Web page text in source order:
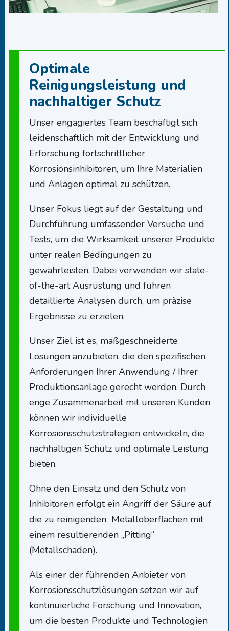
Optimale
Reinigungsleistung und
nachhaltiger Schutz
Unser engagiertes Team beschäftigt sich
leidenschaftlich mit der Entwicklung und
Erforschung fortschrittlicher
Korrosionsinhibitoren, um Ihre Materialien
und Anlagen optimal zu schützen.
Unser Fokus liegt auf der Gestaltung und
Durchführung umfassender Versuche und
Tests, um die Wirksamkeit unserer Produkte
unter realen Bedingungen zu
gewährleisten. Dabei verwenden wir state-
of-the-art Ausrüstung und führen
detaillierte Analysen durch, um präzise
Ergebnisse zu erzielen.
Unser Ziel ist es, maßgeschneiderte
Lösungen anzubieten, die den spezifischen
Anforderungen Ihrer Anwendung / Ihrer
Produktionsanlage gerecht werden. Durch
enge Zusammenarbeit mit unseren Kunden
können wir individuelle
Korrosionsschutzstrategien entwickeln, die
nachhaltigen Schutz und optimale Leistung
bieten.
Ohne den Einsatz und den Schutz von
Inhibitoren erfolgt ein Angriff der Säure auf
die zu reinigenden Metalloberflächen mit
einem resultierenden „Pitting“
(Metallschaden).
Als einer der führenden Anbieter von
Korrosionsschutzlösungen setzen wir auf
kontinuierliche Forschung und Innovation,
um die besten Produkte und Technologien